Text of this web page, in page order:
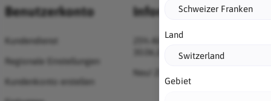
Benutzerkonto
Kundendienst
Regionale Einstellungen
Kundenkonto erstellen
Information
25% Alibre-Promotion bis
Neu! ZDBase DMS
Land
Gebiet